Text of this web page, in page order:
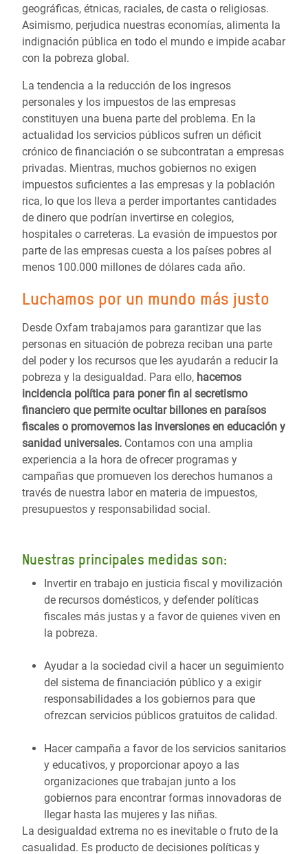
geográficas, étnicas, raciales, de casta o religiosas.
Asimismo, perjudica nuestras economías, alimenta la
indignación pública en todo el mundo e impide acabar
con la pobreza global.
La tendencia a la reducción de los ingresos
personales y los impuestos de las empresas
constituyen una buena parte del problema. En la
actualidad los servicios públicos sufren un déficit
crónico de financiación o se subcontratan a empresas
privadas. Mientras, muchos gobiernos no exigen
impuestos suficientes a las empresas y la población
rica, lo que los lleva a perder importantes cantidades
de dinero que podrían invertirse en colegios,
hospitales o carreteras. La evasión de impuestos por
parte de las empresas cuesta a los países pobres al
menos 100.000 millones de dólares cada año.
Luchamos por un mundo más justo
Desde Oxfam trabajamos para garantizar que las
personas en situación de pobreza reciban una parte
del poder y los recursos que les ayudarán a reducir la
pobreza y la desigualdad. Para ello, hacemos
incidencia política para poner fin al secretismo
financiero que permite ocultar billones en paraísos
fiscales o promovemos las inversiones en educación y
sanidad universales. Contamos con una amplia
experiencia a la hora de ofrecer programas y
campañas que promueven los derechos humanos a
través de nuestra labor en materia de impuestos,
presupuestos y responsabilidad social.
Nuestras principales medidas son:
Invertir en trabajo en justicia fiscal y movilización
de recursos domésticos, y defender políticas
fiscales más justas y a favor de quienes viven en
la pobreza.
Ayudar a la sociedad civil a hacer un seguimiento
del sistema de financiación público y a exigir
responsabilidades a los gobiernos para que
ofrezcan servicios públicos gratuitos de calidad.
Hacer campaña a favor de los servicios sanitarios
y educativos, y proporcionar apoyo a las
organizaciones que trabajan junto a los
gobiernos para encontrar formas innovadoras de
llegar hasta las mujeres y las niñas.
La desigualdad extrema no es inevitable o fruto de la
casualidad. Es producto de decisiones políticas y